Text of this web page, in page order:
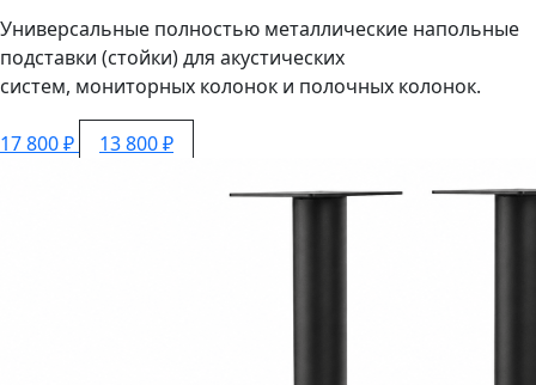
Универсальные полностью металлические напольные
подставки (стойки) для акустических
систем, мониторных колонок и полочных колонок.
17 800 ₽ 13 800 ₽